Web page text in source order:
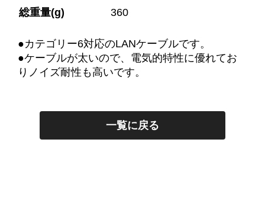
総重量(g) 360
●カテゴリー6対応のLANケーブルです。
●ケーブルが太いので、電気的特性に優れてお
りノイズ耐性も高いです。
一覧に戻る